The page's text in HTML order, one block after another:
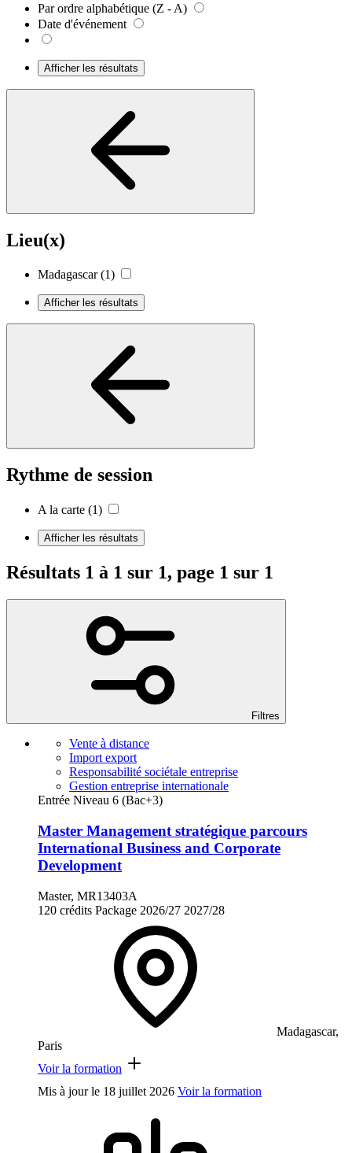
Par ordre alphabétique (Z - A)
Date d'événement
Afficher les résultats
Lieu(x)
Madagascar (1)
Afficher les résultats
Rythme de session
A la carte (1)
Afficher les résultats
Résultats 1 à 1 sur 1, page 1 sur 1
Filtres
Vente à distance
Import export
Responsabilité sociétale entreprise
Gestion entreprise internationale
Entrée Niveau 6 (Bac+3)
Master Management stratégique parcours
International Business and Corporate
Development
Master, MR13403A
120 crédits Package 2026/27 2027/28
Madagascar,
Paris
Voir la formation
Mis à jour le 18 juillet 2026 Voir la formation